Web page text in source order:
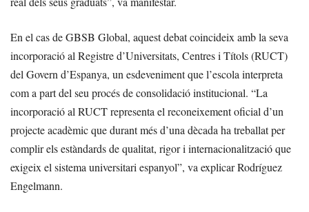
En el cas de GBSB Global, aquest debat coincideix amb la seva
incorporació al Registre d’Universitats, Centres i Títols (RUCT)
del Govern d’Espanya, un esdeveniment que l’escola interpreta
com a part del seu procés de consolidació institucional. “La
incorporació al RUCT representa el reconeixement oficial d’un
projecte acadèmic que durant més d’una dècada ha treballat per
complir els estàndards de qualitat, rigor i internacionalització que
exigeix el sistema universitari espanyol”, va explicar Rodríguez
Engelmann.